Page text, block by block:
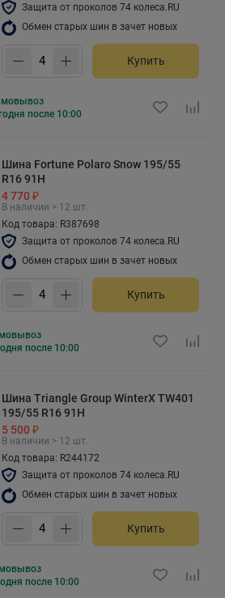
Защита от проколов 74 колеса.RU
Обмен старых шин в зачет новых
Купить
после 10:00
Шина Fortune Polaro Snow 195/55
R16 91H
4 770 ₽
В наличии > 12 шт.
Код товара: R387698
Защита от проколов 74 колеса.RU
Обмен старых шин в зачет новых
Купить
после 10:00
Шина Triangle Group WinterX TW401
195/55 R16 91H
5 500 ₽
В наличии > 12 шт.
Код товара: R244172
Защита от проколов 74 колеса.RU
Обмен старых шин в зачет новых
Купить
после 10:00